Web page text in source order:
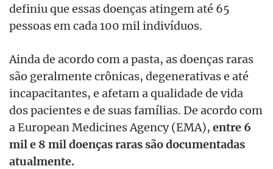
definiu que essas doenças atingem até 65
pessoas em cada 100 mil indivíduos.
Ainda de acordo com a pasta, as doenças raras
são geralmente crônicas, degenerativas e até
incapacitantes, e afetam a qualidade de vida
dos pacientes e de suas famílias. De acordo com
a European Medicines Agency (EMA), entre 6
mil e 8 mil doenças raras são documentadas
atualmente.